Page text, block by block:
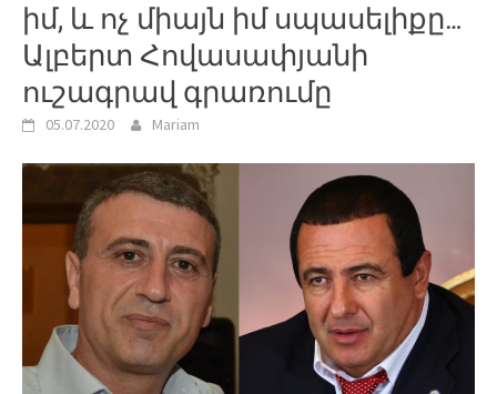
իմ, և ոչ միայն իմ սպասելիքը…
Ալբերտ Հովասափյանի
ուշագրավ գրառումը
05.07.2020 Mariam